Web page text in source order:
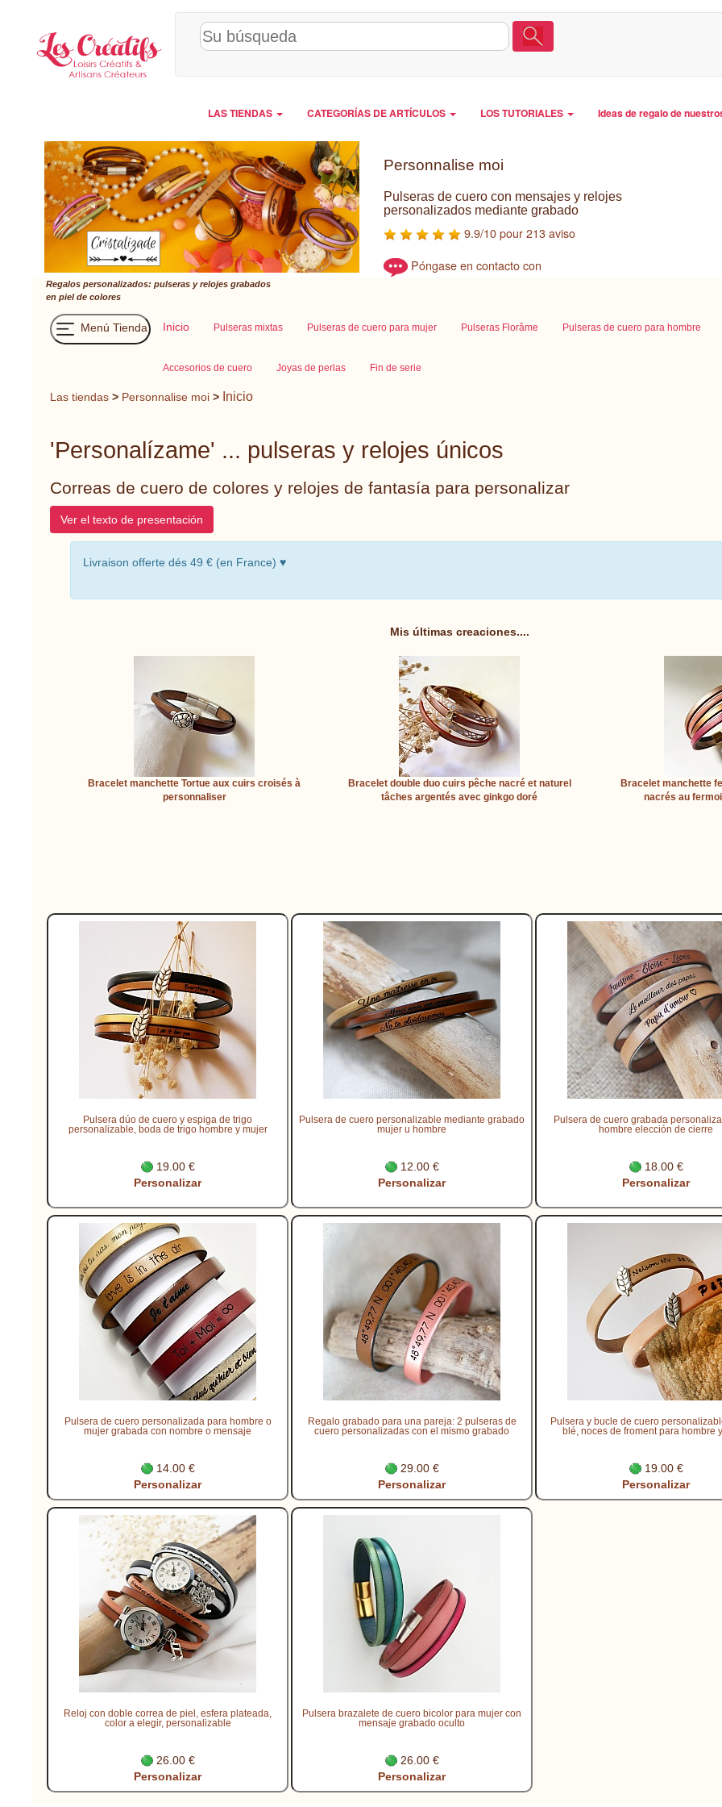
LAS TIENDAS CATEGORÍAS DE ARTÍCULOS LOS TUTORIALES Ideas de regalo de
Personnalise moi
Pulseras de cuero con mensajes y relojes
personalizados mediante grabado
9.9/10 pour 213 aviso
Póngase en contacto con
Regalos personalizados: pulseras y relojes grabados
en piel de colores
Menú Tienda Inicio Pulseras mixtas Pulseras de cuero para mujer Pulseras Florâme Pulseras de cuero para hombre
Accesorios de cuero Joyas de perlas Fin de serie
Las tiendas > Personnalise moi > Inicio
'Personalízame' ... pulseras y relojes únicos
Correas de cuero de colores y relojes de fantasía para personalizar
Ver el texto de presentación
Livraison offerte dés 49 € (en France) ♥
Mis últimas creaciones....
Bracelet manchette Tortue aux cuirs croisés à
personnaliser
Bracelet double duo cuirs pêche nacré et naturel
tâches argentés avec ginkgo doré
Bracelet manchette
nacrés au
Pulsera dúo de cuero y espiga de trigo
personalizable, boda de trigo hombre y mujer
19.00 €
Personalizar
Pulsera de cuero personalizable mediante grabado
mujer u hombre
12.00 €
Personalizar
Pulsera de cuero grabada
hombre elección de cierre
18.00 €
Personalizar
Pulsera de cuero personalizada para hombre o
mujer grabada con nombre o mensaje
14.00 €
Personalizar
Regalo grabado para una pareja: 2 pulseras de
cuero personalizadas con el mismo grabado
29.00 €
Personalizar
Pulsera y bucle de cuero
blé, noces de froment para hombre
19.00 €
Personalizar
Reloj con doble correa de piel, esfera plateada,
color a elegir, personalizable
26.00 €
Personalizar
Pulsera brazalete de cuero bicolor para mujer con
mensaje grabado oculto
26.00 €
Personalizar